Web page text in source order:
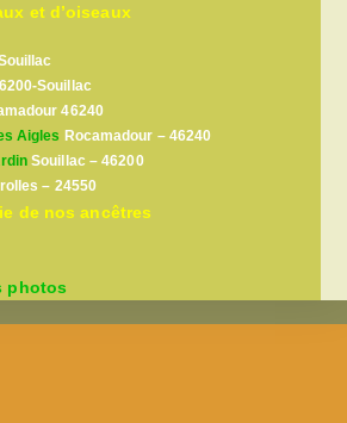
et d’oiseaux
Souillac
46240
Aigles Rocamadour – 46240
Souillac – 46200
– 24550
de nos ancêtres
photos